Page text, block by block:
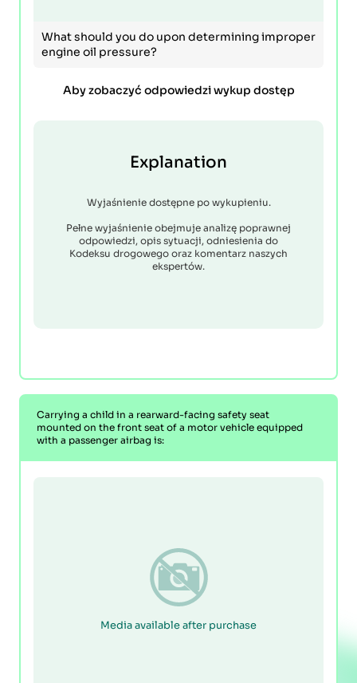
What should you do upon determining improper
engine oil pressure?
Aby zobaczyć odpowiedzi wykup dostęp
Explanation
Wyjaśnienie dostępne po wykupieniu.
Pełne wyjaśnienie obejmuje analizę poprawnej
odpowiedzi, opis sytuacji, odniesienia do
Kodeksu drogowego oraz komentarz naszych
ekspertów.
Carrying a child in a rearward-facing safety seat
mounted on the front seat of a motor vehicle equipped
with a passenger airbag is:
Media available after purchase